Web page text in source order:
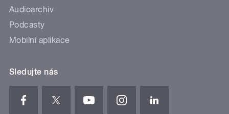
Audioarchiv
Podcasty
Mobilní aplikace
Sledujte nás